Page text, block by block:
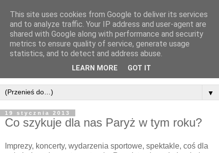
▼
19 stycznia 2013
Co szykuje dla nas Paryż w tym roku?
Imprezy, koncerty, wydarzenia sportowe, spektakle, coś dla
This site uses cookies from Google to deliver its services
and to analyze traffic. Your IP address and user-agent are
shared with Google along with performance and security
metrics to ensure quality of service, generate usage
statistics, and to detect and address abuse.
LEARN MORE GOT IT